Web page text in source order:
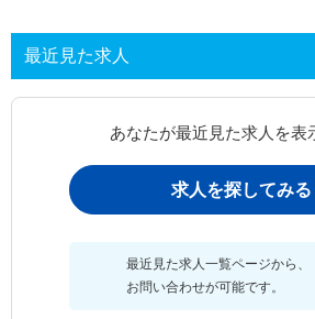
最近見た求人
あなたが最近見た求人を表
求人を探してみる
最近見た求人一覧ページから、
お問い合わせが可能です。